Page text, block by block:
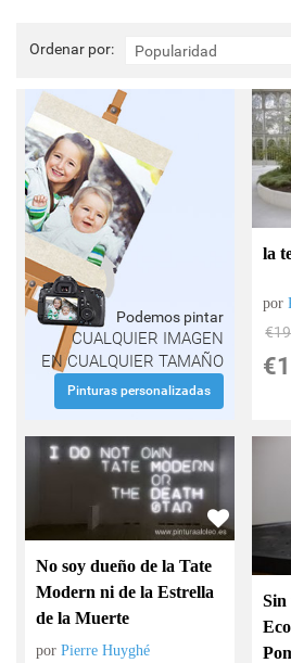
Ordenar por: Popularidad
Ordenar
por:
Podemos pintar
CUALQUIER IMAGEN
EN CUALQUIER TAMAÑO
Pinturas personalizadas
la
por
€
€
No soy dueño de la Tate
Modern ni de la Estrella
de la Muerte
porPierre Huyghé
Sin